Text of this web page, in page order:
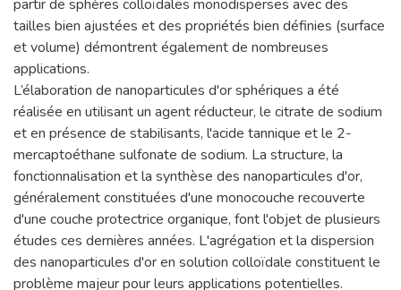
partir de sphères colloïdales monodisperses avec des
tailles bien ajustées et des propriétés bien définies (surface
et volume) démontrent également de nombreuses
applications.
L’élaboration de nanoparticules d'or sphériques a été
réalisée en utilisant un agent réducteur, le citrate de sodium
et en présence de stabilisants, l'acide tannique et le 2-
mercaptoéthane sulfonate de sodium. La structure, la
fonctionnalisation et la synthèse des nanoparticules d'or,
généralement constituées d'une monocouche recouverte
d'une couche protectrice organique, font l'objet de plusieurs
études ces dernières années. L'agrégation et la dispersion
des nanoparticules d'or en solution colloïdale constituent le
problème majeur pour leurs applications potentielles.